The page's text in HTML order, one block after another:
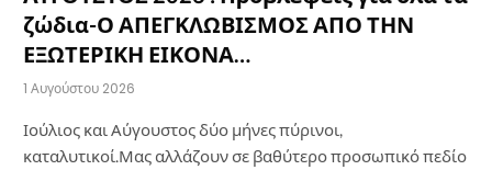
ζώδια-Ο ΑΠΕΓΚΛΩΒΙΣΜΟΣ ΑΠΟ ΤΗΝ
ΕΞΩΤΕΡΙΚΗ ΕΙΚΟΝΑ…
1 Αυγούστου 2026
Ιούλιος και Αύγουστος δύο μήνες πύρινοι,
καταλυτικοί.Μας αλλάζουν σε βαθύτερο προσωπικό πεδίο